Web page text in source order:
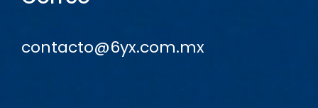
contacto@6yx.com.mx